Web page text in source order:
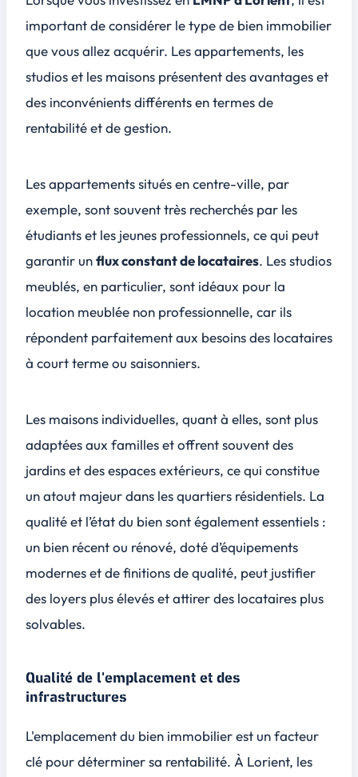
important de considérer le type de bien immobilier
que vous allez acquérir. Lesappartements, les
studioset les maisons présentent des avantages et
des inconvénients différents en termes de
rentabilité et de gestion.
Les appartements situés en centre-ville, par
exemple, sont souvent très recherchés par les
étudiants et les jeunes professionnels, ce qui peut
garantir unflux constant de locataires. Les studios
meublés, en particulier, sont idéaux pour la
location meublée non professionnelle, car ils
répondent parfaitement aux besoins des locataires
à court terme ou saisonniers.
Les maisons individuelles, quant à elles, sont plus
adaptées aux familles et offrent souvent des
jardins et des espaces extérieurs, ce qui constitue
un atout majeur dans les quartiers résidentiels. La
qualité et l’état du bien sont également essentiels :
un bien récent ou rénové, doté d’équipements
modernes et de finitions de qualité, peut justifier
des loyers plus élevés et attirer des locataires plus
solvables.
Qualité de l'emplacement et des
infrastructures
L'emplacement du bien immobilier est un facteur
clé pour déterminer sa rentabilité. À Lorient, les